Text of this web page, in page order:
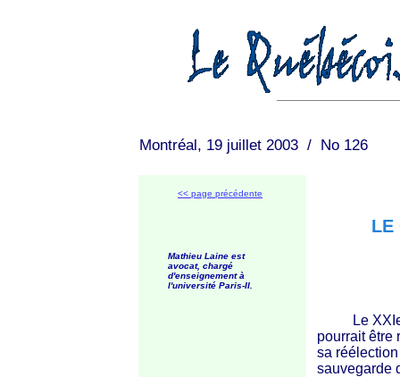
Montréal, 19 juillet 2003 / No 126
<< page précédente
Mathieu Laine est
avocat, chargé
d'enseignement à
l'université Paris-II.
LE
Le XXIe
pourrait être
sa
sauvegarde